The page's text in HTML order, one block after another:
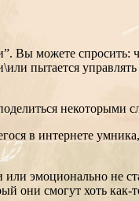
Вы можете спросить:
пытается
некоторыми
в интернете
эмоционально не
они смогут хоть